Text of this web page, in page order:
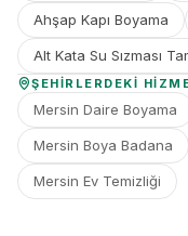
Ahşap Kapı Boyama
Alt Kata Su Sızması
ŞEHIRLERDEKI
Mersin Daire Boyama
Mersin Boya Badana
Mersin Ev Temizliği